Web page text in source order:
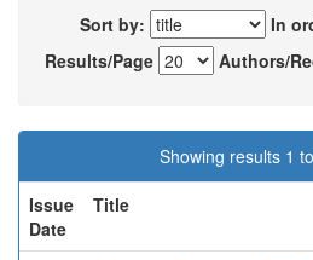
Sort by:
In
Results/Page
Authors/
Showing results 1
Issue
Date
Title